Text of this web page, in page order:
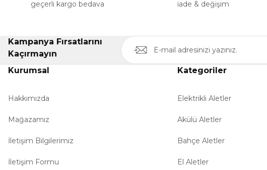
geçerli kargo bedava
iade & değişim
Kampanya Fırsatlarını
Kaçırmayın
Kurumsal
Hakkımızda
Mağazamız
İletişim Bilgilerimiz
İletişim Formu
Kategoriler
Elektrikli Aletler
Akülü Aletler
Bahçe Aletler
El Aletler